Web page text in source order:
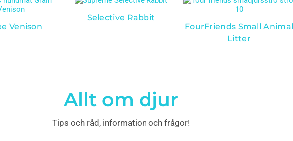
Venison
Selective Rabbit
FourFriends Small Animal
Litter
Allt om djur
Tips och råd, information och frågor!